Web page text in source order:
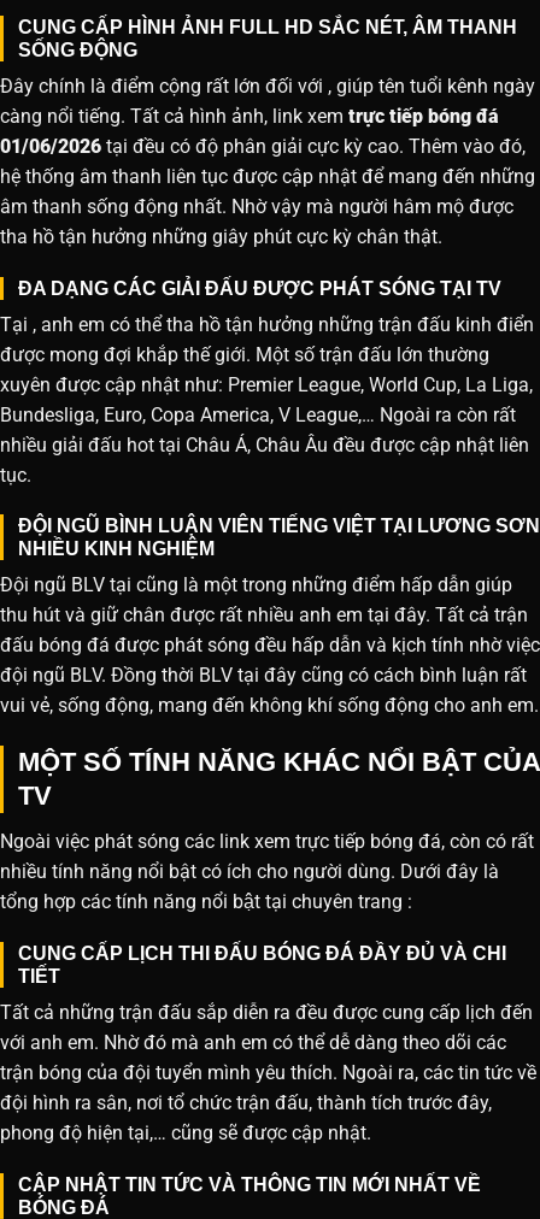
CUNG CẤP HÌNH ẢNH FULL HD SẮC NÉT, ÂM THANH
SỐNG ĐỘNG
Đây chính là điểm cộng rất lớn đối với , giúp tên tuổi kênh ngày
càng nổi tiếng. Tất cả hình ảnh, link xem trực tiếp bóng đá
01/06/2026 tại đều có độ phân giải cực kỳ cao. Thêm vào đó,
hệ thống âm thanh liên tục được cập nhật để mang đến những
âm thanh sống động nhất. Nhờ vậy mà người hâm mộ được
tha hồ tận hưởng những giây phút cực kỳ chân thật.
ĐA DẠNG CÁC GIẢI ĐẤU ĐƯỢC PHÁT SÓNG TẠI TV
Tại , anh em có thể tha hồ tận hưởng những trận đấu kinh điển
được mong đợi khắp thế giới. Một số trận đấu lớn thường
xuyên được cập nhật như: Premier League, World Cup, La Liga,
Bundesliga, Euro, Copa America, V League,… Ngoài ra còn rất
nhiều giải đấu hot tại Châu Á, Châu Âu đều được cập nhật liên
tục.
ĐỘI NGŨ BÌNH LUẬN VIÊN TIẾNG VIỆT TẠI LƯƠNG SƠN
NHIỀU KINH NGHIỆM
Đội ngũ BLV tại cũng là một trong những điểm hấp dẫn giúp
thu hút và giữ chân được rất nhiều anh em tại đây. Tất cả trận
đấu bóng đá được phát sóng đều hấp dẫn và kịch tính nhờ việc
đội ngũ BLV. Đồng thời BLV tại đây cũng có cách bình luận rất
vui vẻ, sống động, mang đến không khí sống động cho anh em.
MỘT SỐ TÍNH NĂNG KHÁC NỔI BẬT CỦA
TV
Ngoài việc phát sóng các link xem trực tiếp bóng đá, còn có rất
nhiều tính năng nổi bật có ích cho người dùng. Dưới đây là
tổng hợp các tính năng nổi bật tại chuyên trang :
CUNG CẤP LỊCH THI ĐẤU BÓNG ĐÁ ĐẦY ĐỦ VÀ CHI
TIẾT
Tất cả những trận đấu sắp diễn ra đều được cung cấp lịch đến
với anh em. Nhờ đó mà anh em có thể dễ dàng theo dõi các
trận bóng của đội tuyển mình yêu thích. Ngoài ra, các tin tức về
đội hình ra sân, nơi tổ chức trận đấu, thành tích trước đây,
phong độ hiện tại,… cũng sẽ được cập nhật.
CẬP NHẬT TIN TỨC VÀ THÔNG TIN MỚI NHẤT VỀ
BÓNG ĐÁ